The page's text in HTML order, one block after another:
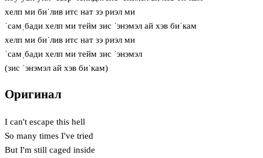
хелп ми биˈлив итс нат зэ риэл ми
ˈсамˌбади хелп ми тейм зис ˈэнэмэл ай хэв биˈкам
хелп ми биˈлив итс нат зэ риэл ми
ˈсамˌбади хелп ми тейм зис ˈэнэмэл
(зис ˈэнэмэл ай хэв биˈкам)
Оригинал
I can't escape this hell
So many times I've tried
But I'm still caged inside